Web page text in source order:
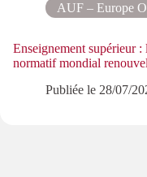
AUF – Europe
Enseignement supérieur
normatif mondial
Publiée le 28/07/